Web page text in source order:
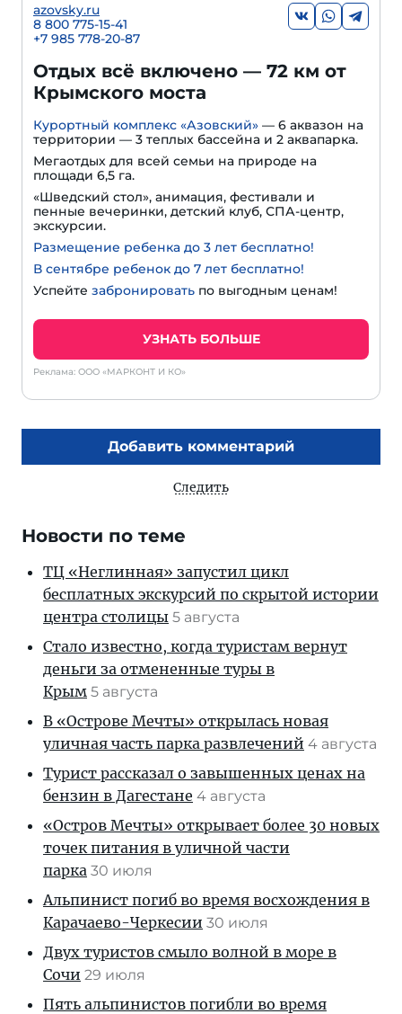
azovsky.ru
8 800 775-15-41
+7 985 778-20-87
Отдых всё включено — 72 км от
Крымского моста
Курортный комплекс «Азовский» — 6 аквазон на
территории — 3 теплых бассейна и 2 аквапарка.
Мегаотдых для всей семьи на природе на
площади 6,5 га.
«Шведский стол», анимация, фестивали и
пенные вечеринки, детский клуб, СПА-центр,
экскурсии.
Размещение ребенка до 3 лет бесплатно!
В сентябре ребенок до 7 лет бесплатно!
Успейте забронировать по выгодным ценам!
УЗНАТЬ БОЛЬШЕ
Реклама: ООО «МАРКОНТ И КО»
Добавить комментарий
Следить
Новости по теме
ТЦ «Неглинная» запустил цикл
бесплатных экскурсий по скрытой истории
центра столицы 5 августа
Стало известно, когда туристам вернут
деньги за отмененные туры в
Крым 5 августа
В «Острове Мечты» открылась новая
уличная часть парка развлечений 4 августа
Турист рассказал о завышенных ценах на
бензин в Дагестане 4 августа
«Остров Мечты» открывает более 30 новых
точек питания в уличной части
парка 30 июля
Альпинист погиб во время восхождения в
Карачаево-Черкесии 30 июля
Двух туристов смыло волной в море в
Сочи 29 июля
Пять альпинистов погибли во время